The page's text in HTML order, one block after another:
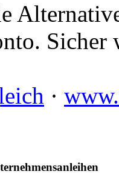
Sicher
·